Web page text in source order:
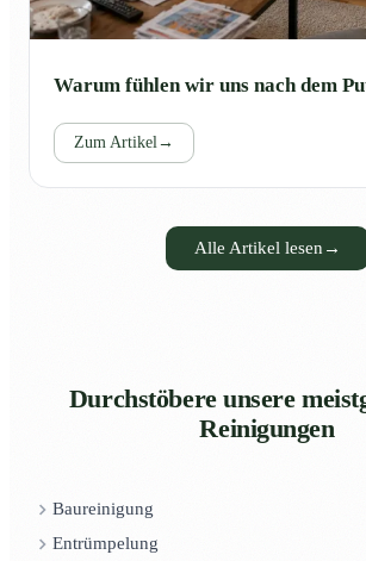
Warum fühlen wir uns nach dem
Zum Artikel→
Alle Artikel lesen →
Durchstöbere unsere
Reinigungen
Baureinigung
Entrümpelung